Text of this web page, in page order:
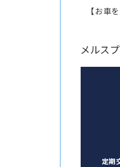
【お車
メルス
定期